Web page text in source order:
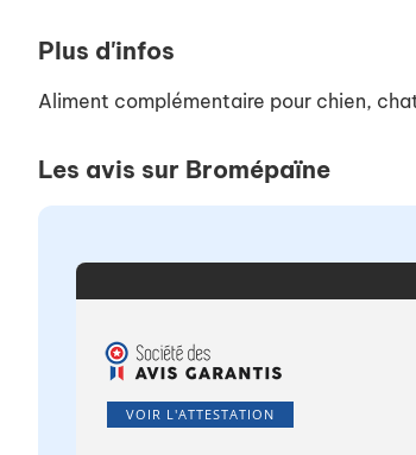
Plus d'infos
Aliment complémentaire pour chien,
Les avis sur Bromépaïne
VOIR L'ATTESTATION